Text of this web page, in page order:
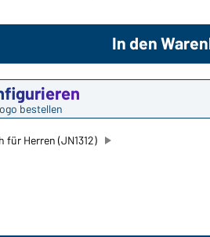
Sie
bestellen
In den
für Herren (JN1312)